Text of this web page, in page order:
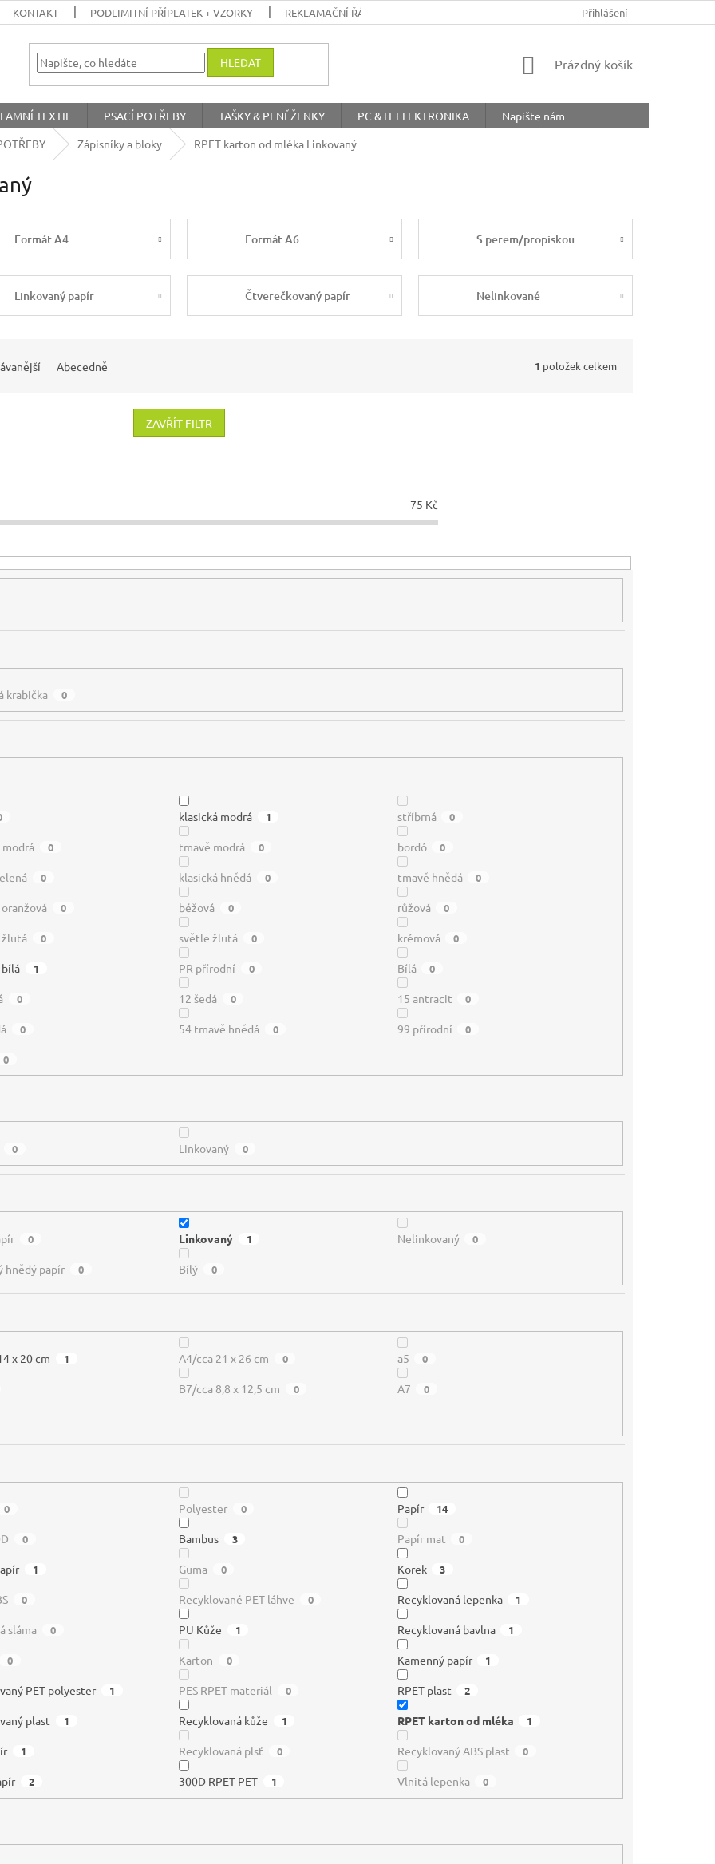
KONTAKT PODLIMITNÍ PŘÍPLATEK + VZORKY REKLAMAČNÍ ŘÁD COOKIES OCHRANA
Přihlášení
HLEDAT
NÁKUPNÍ
Prázdný košík
TEXTIL PSACÍ POTŘEBY TAŠKY & PENĚŽENKY PC & IT ELEKTRONIKA
Napište nám
Zápisníky a bloky RPET karton od mléka Linkovaný
Formát A4 Formát A6 S perem/propiskou
Linkovaný papír Čtverečkovaný papír Nelinkované
Abecedně 1 položek celkem
ZAVŘÍT FILTR
75 Kč
krabička 0
klasická modrá 1 stříbrná 0
modrá 0 tmavě modrá 0 bordó 0
0 klasická hnědá 0 tmavě hnědá 0
0 béžová 0 růžová 0
žlutá 0 světle žlutá 0 krémová 0
bílá 1 PR přírodní 0 Bílá 0
0 12 šedá 0 15 antracit 0
0 54 tmavě hnědá 0 99 přírodní 0
0
0 Linkovaný 0
0 Linkovaný 1 Nelinkovaný 0
hnědý papír 0 Bílý 0
x 20 cm 1 A4/cca 21 x 26 cm 0 a5 0
B7/cca 8,8 x 12,5 cm 0 A7 0
0 Polyester 0 Papír 14
0 Bambus 3 Papír mat 0
1 Guma 0 Korek 3
0 Recyklované PET láhve 0 Recyklovaná lepenka 1
sláma 0 PU Kůže 1 Recyklovaná bavlna 1
0 Karton 0 Kamenný papír 1
PET polyester 1 PES RPET materiál 0 RPET plast 2
plast 1 Recyklovaná kůže 1 RPET karton od mléka 1
1 Recyklovaná plsť 0 Recyklovaný ABS plast 0
2 300D RPET PET 1 Vlnitá lepenka 0